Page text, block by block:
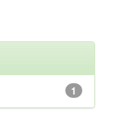
1